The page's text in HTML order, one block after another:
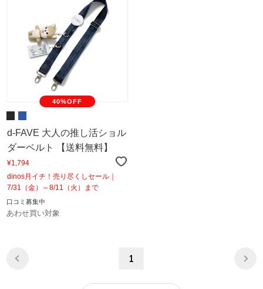
40%OFF
d-FAVE 大人の推し活ショル
ダーベルト 【送料無料】
¥1,794
dinos月イチ！売り尽くしセール｜
7/31（金）～8/11（火）まで
口コミ募集中
あわせ買い対象
1